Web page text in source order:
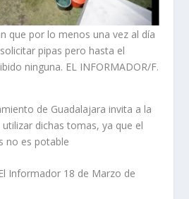
que por lo menos una vez al día
pipas pero hasta el
ninguna. EL INFORMADOR/F.
de Guadalajara invita a la
dichas tomas, ya que el
no es potable
Informador 18 de Marzo de